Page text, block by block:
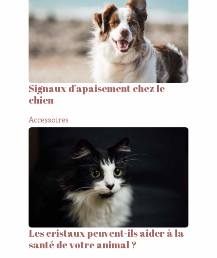
Signaux d’apaisement chez le
chien
Accessoires
Les cristaux peuvent-ils aider à la
santé de votre animal ?